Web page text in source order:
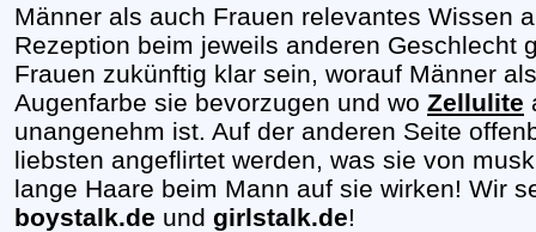
Männer als auch Frauen relevantes Wissen
Rezeption beim jeweils anderen Geschlecht
Frauen zukünftig klar sein, worauf Männer
Augenfarbe sie bevorzugen und wo Zellulite
unangenehm ist. Auf der anderen Seite
liebsten angeflirtet werden, was sie von
lange Haare beim Mann auf sie wirken! Wir
boystalk.de und girlstalk.de!